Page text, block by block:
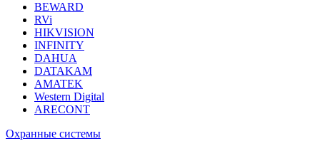
BEWARD
RVi
HIKVISION
INFINITY
DAHUA
DATAKAM
AMATEK
Western Digital
ARECONT
Охранные системы